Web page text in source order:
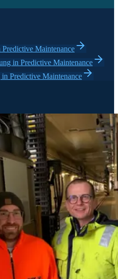
Maintenance
in Predictive Maintenance
Predictive Maintenance